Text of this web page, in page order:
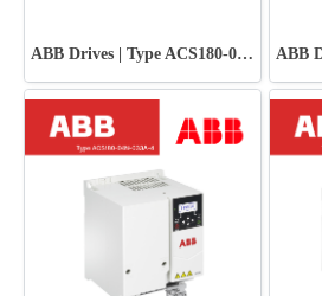
ABB Drives | Type ACS180-04N-02A6-4